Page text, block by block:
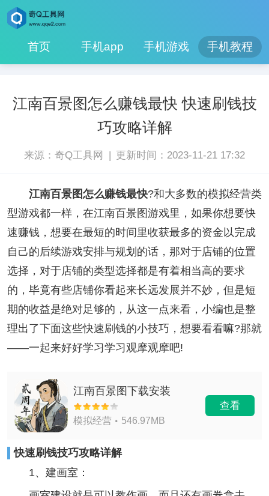
首页 手机app 手机游戏 手机教程
江南百景图怎么赚钱最快 快速刷钱技
巧攻略详解
来源：奇Q工具网 | 更新时间：2023-11-21 17:32
江南百景图怎么赚钱最快?和大多数的模拟经营类
型游戏都一样，在江南百景图游戏里，如果你想要快
速赚钱，想要在最短的时间里收获最多的资金以完成
自己的后续游戏安排与规划的话，那对于店铺的位置
选择，对于店铺的类型选择都是有着相当高的要求
的，毕竟有些店铺你看起来长远发展并不妙，但是短
期的收益是绝对足够的，从这一点来看，小编也是整
理出了下面这些快速刷钱的小技巧，想要看看嘛?那就
——一起来好好学习学习观摩观摩吧!
江南百景图下载安装
模拟经营 546.97MB
查看
快速刷钱技巧攻略详解
1、建画室：